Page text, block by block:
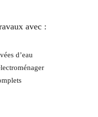
avec :
d’eau